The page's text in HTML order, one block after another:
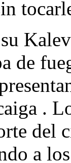
de
.
del
a